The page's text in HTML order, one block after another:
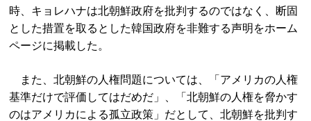
時、キョレハナは北朝鮮政府を批判するのではなく、断固
とした措置を取るとした韓国政府を非難する声明をホーム
ページに掲載した。
また、北朝鮮の人権問題については、「アメリカの人権
基準だけで評価してはだめだ」、「北朝鮮の人権を脅かす
のはアメリカによる孤立政策」だとして、北朝鮮を批判す